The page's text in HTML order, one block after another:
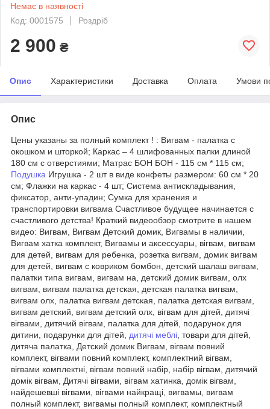
Немає в наявності
Код: 0001575
Роздріб
2 900 ₴
Опис Характеристики Доставка Оплата Умови
Опис
Цены указаны за полный комплект ! : Вигвам - палатка с
окошком и шторкой; Каркас – 4 шлифованных палки длиной
180 см с отверстиями; Матрас БОН БОН - 115 см * 115 см;
Подушка Игрушка - 2 шт в виде конфеты размером: 60 см * 20
см; Флажки на каркас - 4 шт; Система антискладывания,
фиксатор, анти-упадин; Сумка для хранения и
транспортировки вигвама Счастливое будущее начинается с
счастливого детства! Краткий видеообзор смотрите в нашем
видео: Вигвам, Вигвам Детский домик, Вигвамы в наличии,
Вигвам хатка комплект, Вигвамы и аксессуары, вігвам, вигвам
для детей, вигвам для ребенка, розетка вигвам, домик вигвам
для детей, вигвам с ковриком бомбон, детский шалаш вигвам,
палатки типа вигвам, вигвам на, детский домик вигвам, олх
вигвам, вигвам палатка детская, детская палатка вигвам,
вигвам олх, палатка вигвам детская, палатка детская вигвам,
вигвам детский, вигвам детский олх, вігвам для дітей, дитячі
вігвами, дитячий вігвам, палатка для дітей, подарунок для
дитини, подарунки для дітей, дитячі меблі , товари для дітей,
дитяча палатка, Детский домик Вигвам, вігвам повний
комплект, вігвами повний комплект, комплектний вігвам,
вігвами комплектні, вігвам повний набір, набір вігвам, дитячий
домік вігвам, Дитячі вігвами, вігвам хатинка, домік вігвам,
найдешевші вігвами, вігвами найкращі, вигвамы, вигвам
полный комплект, вигвамы полный комплект, комплектный